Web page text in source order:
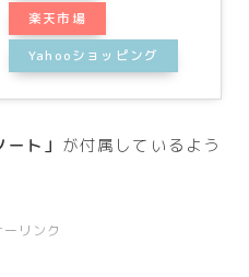
楽天市場
Yahooショッピング
ト」 が付属しているよう
リンク